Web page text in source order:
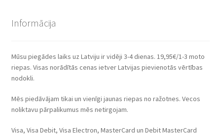
Informācija
Mūsu piegādes laiks uz Latviju ir vidēji 3-4 dienas. 19,95€/1-3 moto
riepas. Visas norādītās cenas ietver Latvijas pievienotās vērtības
nodokli.
Mēs piedāvājam tikai un vienīgi jaunas riepas no ražotnes. Vecos
noliktavu pārpalikumus mēs netirgojam.
Visa, Visa Debit, Visa Electron, MasterCard un Debit MasterCard